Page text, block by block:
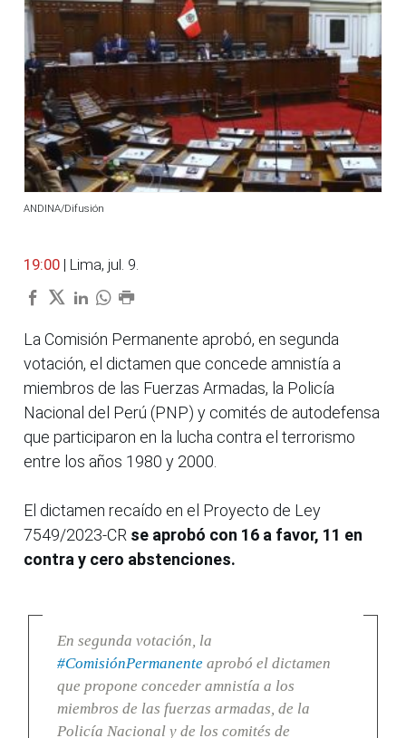
ANDINA/Difusión
19:00 | Lima, jul. 9.
La Comisión Permanente aprobó, en segunda
votación, el dictamen que concede amnistía a
miembros de las Fuerzas Armadas, la Policía
Nacional del Perú (PNP) y comités de autodefensa
que participaron en la lucha contra el terrorismo
entre los años 1980 y 2000.
El dictamen recaído en el Proyecto de Ley
7549/2023-CR se aprobó con 16 a favor, 11 en
contra y cero abstenciones.
En segunda votación, la
#ComisiónPermanenteaprobó el dictamen
que propone conceder amnistía a los
miembros de las fuerzas armadas, de la
Policía Nacional y de los comités de